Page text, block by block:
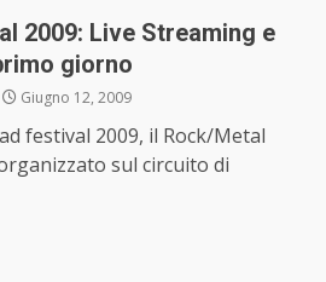
2009: Live Streaming e
giorno
Giugno 12, 2009
festival 2009, il Rock/Metal
sul circuito di